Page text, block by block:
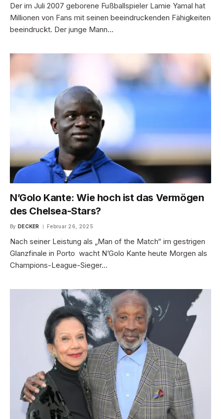
Der im Juli 2007 geborene Fußballspieler Lamie Yamal hat
Millionen von Fans mit seinen beeindruckenden Fähigkeiten
beeindruckt. Der junge Mann…
N’Golo Kante: Wie hoch ist das Vermögen
des Chelsea-Stars?
By DECKER Februar 26, 2025
Nach seiner Leistung als „Man of the Match“ im gestrigen
Glanzfinale in Porto wacht N’Golo Kante heute Morgen als
Champions-League-Sieger…